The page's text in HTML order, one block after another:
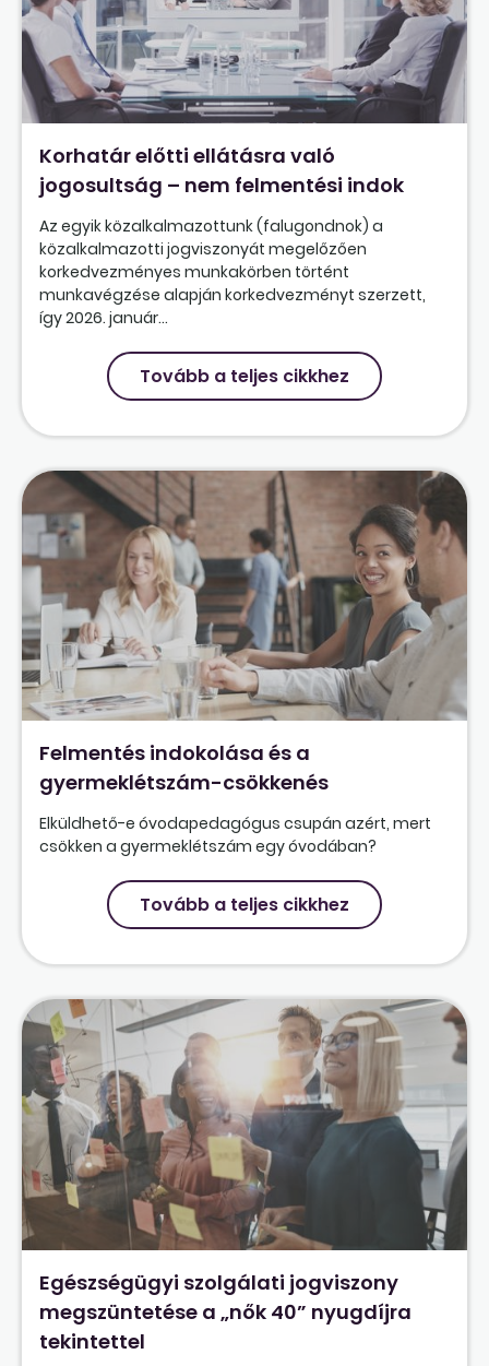
Korhatár előtti ellátásra való
jogosultság – nem felmentési indok
Az egyik közalkalmazottunk (falugondnok) a
közalkalmazotti jogviszonyát megelőzően
korkedvezményes munkakörben történt
munkavégzése alapján korkedvezményt szerzett,
így 2026. január...
Tovább a teljes cikkhez
Felmentés indokolása és a
gyermeklétszám-csökkenés
Elküldhető-e óvodapedagógus csupán azért, mert
csökken a gyermeklétszám egy óvodában?
Tovább a teljes cikkhez
Egészségügyi szolgálati jogviszony
megszüntetése a „nők 40” nyugdíjra
tekintettel